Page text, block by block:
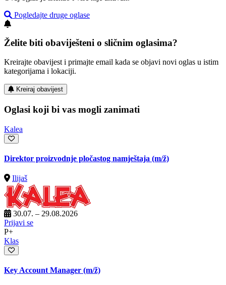
Pogledajte druge oglase
Želite biti obaviješteni o sličnim oglasima?
Kreirajte obavijest i primajte email kada se objavi novi oglas u istim
kategorijama i lokaciji.
Kreiraj obavijest
Oglasi koji bi vas mogli zanimati
Kalea
Direktor proizvodnje pločastog namještaja (m/ž)
Ilijaš
30.07. – 29.08.2026
Prijavi se
P+
Klas
Key Account Manager (m/ž)